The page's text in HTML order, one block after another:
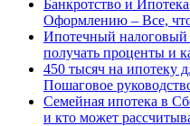
Банкротство и
Оформлению – Все,
Ипотечный налоговый
получать проценты и
450 тысяч на ипотеку
Пошаговое
Семейная ипотека в
и кто может